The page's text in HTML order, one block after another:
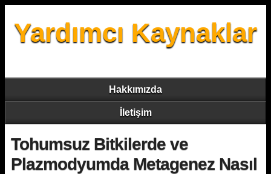
Yardımcı Kaynaklar
Hakkımızda
İletişim
Tohumsuz Bitkilerde ve
Plazmodyumda Metagenez Nasıl